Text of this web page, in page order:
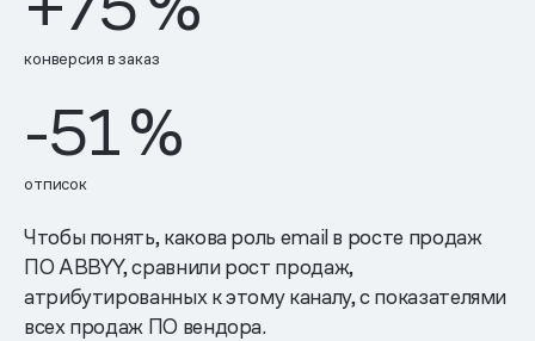
конверсия в заказ
-51%
отписок
Чтобы понять, какова роль email в росте продаж
ПО ABBYY, сравнили рост продаж,
атрибутированных к этому каналу, с показателями
всех продаж ПО вендора.